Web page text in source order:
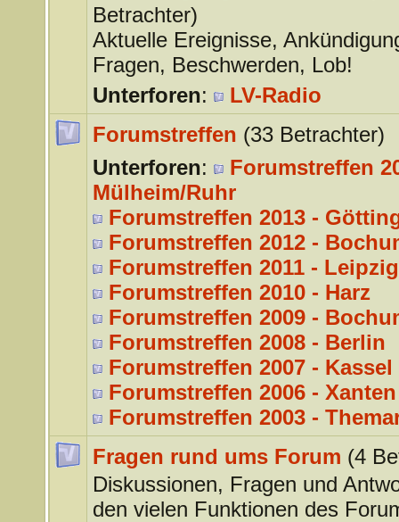
Betrachter)
Aktuelle Ereignisse,
Fragen, Beschwerden, Lob!
Unterforen:
LV-Radio
Forumstreffen (33 Betrachter)
Unterforen:
Forumstreffen
Mülheim/Ruhr
Forumstreffen 2013 -
Forumstreffen 2012 -
Forumstreffen 2011 - Leipzig
Forumstreffen 2010 - Harz
Forumstreffen 2009 -
Forumstreffen 2008 - Berlin
Forumstreffen 2007 - Kassel
Forumstreffen 2006 - Xanten
Forumstreffen 2003 -
Fragen rund ums Forum (4
Diskussionen, Fragen und
den vielen Funktionen des